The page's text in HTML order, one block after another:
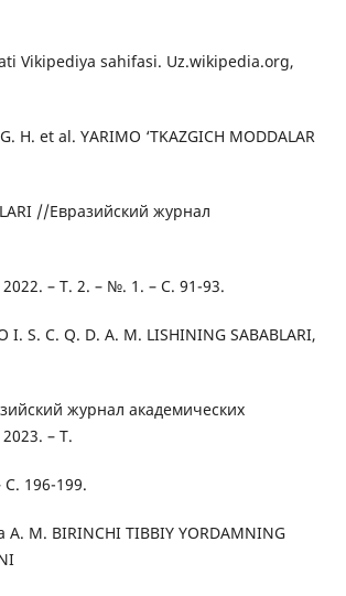
Vikipediya sahifasi. Uz.wikipedia.org,
H. et al. YARIMO ‘TKAZGICH MODDALAR
//Евразийский журнал
– Т. 2. – №. 1. – С. 91-93.
I. S. C. Q. D. A. M. LISHINING SABABLARI,
журнал академических
– Т.
196-199.
A. M. BIRINCHI TIBBIY YORDAMNING